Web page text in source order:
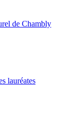
de Chambly
lauréates